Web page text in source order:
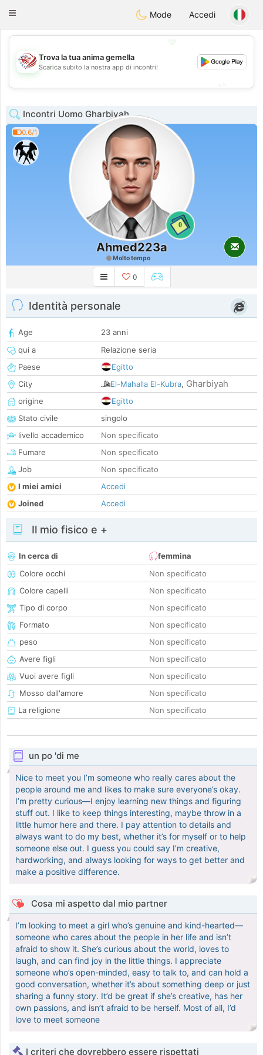
StatesDating
Toggle
Mode Accedi
💖
💕
Trova la tua anima gemella
Scarica subito la nostra app di incontri!
Incontri Uomo Gharbiyah
0.6/1
0
Ahmed223a
Molto tempo
0
Identità personale
Age
23 anni
qui a
Relazione seria
Paese
Egitto
City
El-Mahalla El-Kubra, Gharbiyah
origine
Egitto
Stato civile
singolo
livello accademico
Non specificato
Fumare
Non specificato
Job
Non specificato
I miei amici
Accedi
Joined
Accedi
Il mio fisico e +
In cerca di
femmina
Colore occhi
Non specificato
Colore capelli
Non specificato
Tipo di corpo
Non specificato
Formato
Non specificato
peso
Non specificato
Avere figli
Non specificato
Vuoi avere figli
Non specificato
Mosso dall'amore
Non specificato
La religione
Non specificato
un po 'di me
Nice to meet you I’m someone who really cares about the
people around me and likes to make sure everyone’s okay.
I’m pretty curious—I enjoy learning new things and figuring
stuff out. I like to keep things interesting, maybe throw in a
little humor here and there. I pay attention to details and
always want to do my best, whether it’s for myself or to help
someone else out. I guess you could say I’m creative,
hardworking, and always looking for ways to get better and
make a positive difference.
Cosa mi aspetto dal mio partner
I’m looking to meet a girl who’s genuine and kind-hearted—
someone who cares about the people in her life and isn’t
afraid to show it. She’s curious about the world, loves to
laugh, and can find joy in the little things. I appreciate
someone who’s open-minded, easy to talk to, and can hold a
good conversation, whether it’s about something deep or just
sharing a funny story. It’d be great if she’s creative, has her
own passions, and isn’t afraid to be herself. Most of all, I’d
love to meet someone
I criteri che dovrebbero essere rispettati